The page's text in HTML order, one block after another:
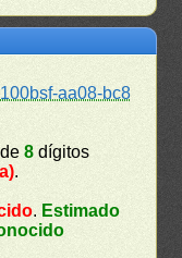
aa08-bc8
de8 dígitos
.
. Estimado